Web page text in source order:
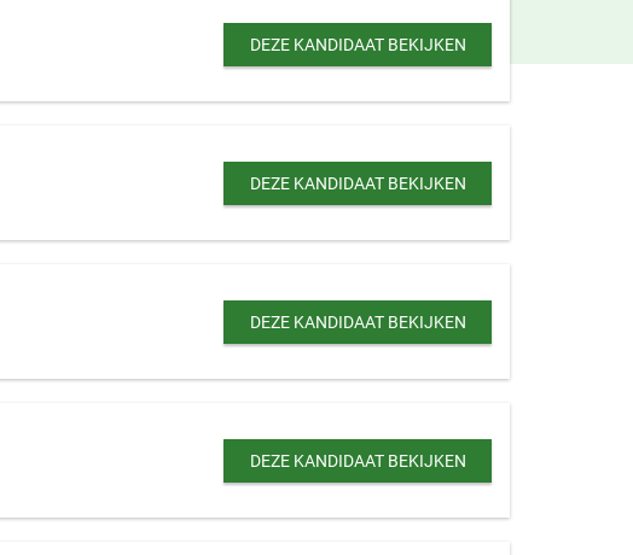
DEZE KANDIDAAT BEKIJKEN
DEZE KANDIDAAT BEKIJKEN
DEZE KANDIDAAT BEKIJKEN
DEZE KANDIDAAT BEKIJKEN